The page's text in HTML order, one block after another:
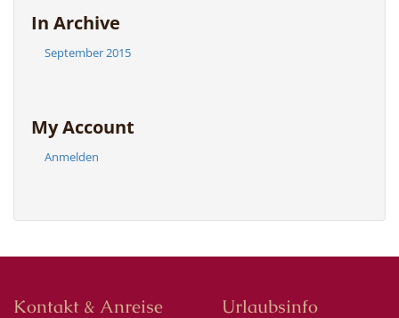
In Archive
September 2015
My Account
Anmelden
Kontakt & Anreise Urlaubsinfo